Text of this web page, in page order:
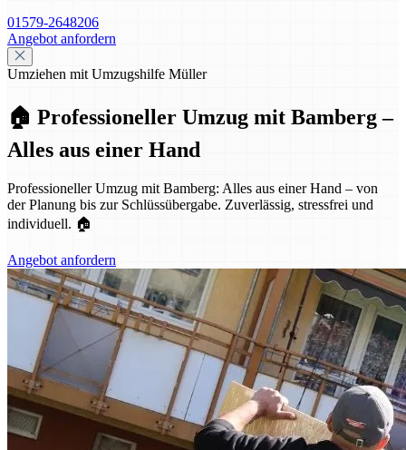
01579-2648206
Angebot anfordern
Umziehen mit Umzugshilfe Müller
🏠 Professioneller Umzug mit Bamberg –
Alles aus einer Hand
Professioneller Umzug mit Bamberg: Alles aus einer Hand – von
der Planung bis zur Schlüssübergabe. Zuverlässig, stressfrei und
individuell. 🏠
Angebot anfordern